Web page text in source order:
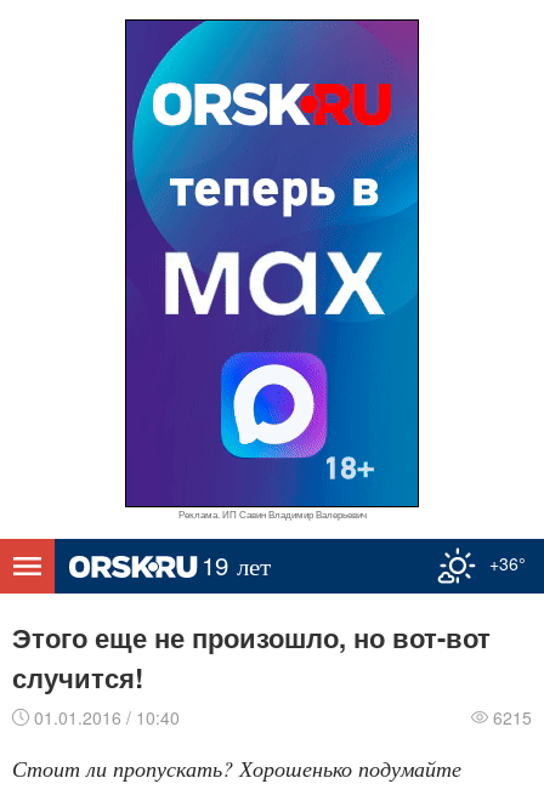
Реклама. ИП Савин Владимир Валерьевич
+36°
Этого еще не произошло, но вот-вот
случится!
01.01.2016 / 10:40 6215
Стоит ли пропускать? Хорошенько подумайте